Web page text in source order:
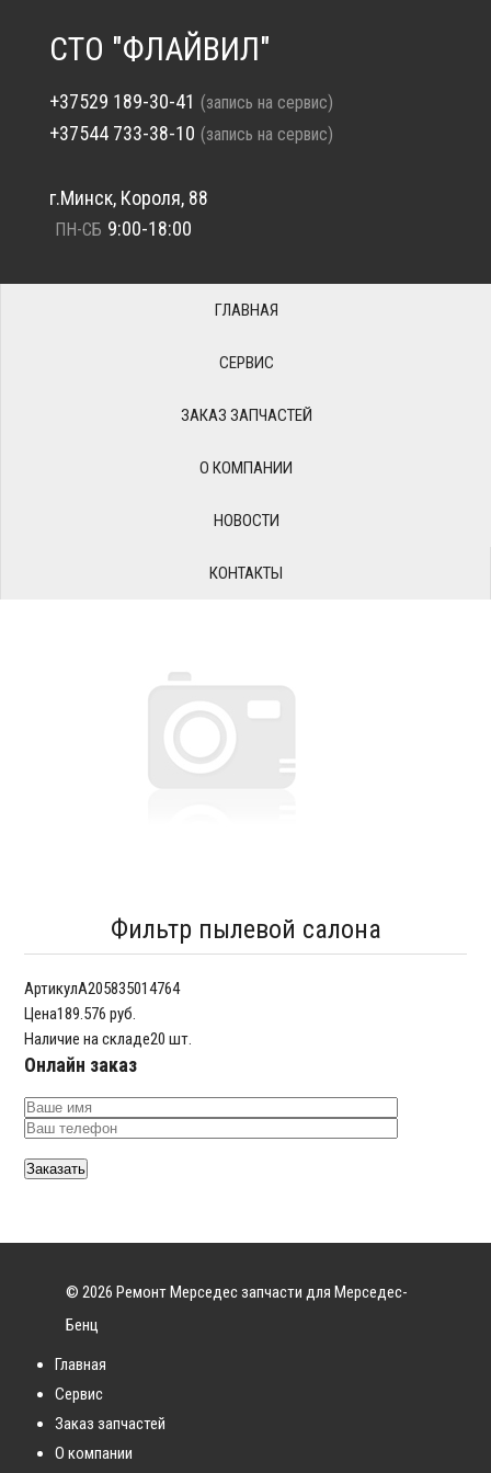
СТО "ФЛАЙВИЛ"
+37529 189-30-41 (запись на сервис)
+37544 733-38-10 (запись на сервис)
г.Минск, Короля, 88
ПН-СБ 9:00-18:00
ГЛАВНАЯ
СЕРВИС
ЗАКАЗ ЗАПЧАСТЕЙ
О КОМПАНИИ
НОВОСТИ
КОНТАКТЫ
Фильтр пылевой салона
АртикулA205835014764
Цена189.576 руб.
Наличие на складе20 шт.
Онлайн заказ
© 2026 Ремонт Мерседес запчасти для Мерседес-
Бенц
Главная
Сервис
Заказ запчастей
О компании